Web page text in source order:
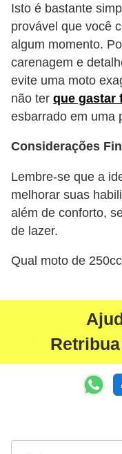
Isto é bastante
provável que você
algum momento.
carenagem e
evite uma moto
não ter que gastar
esbarrado em uma
Considerações
Lembre-se que a
melhorar suas
além de conforto,
de lazer.
Qual moto de
ç
ã
o
S
e
u
r
a
n
ç
a
s